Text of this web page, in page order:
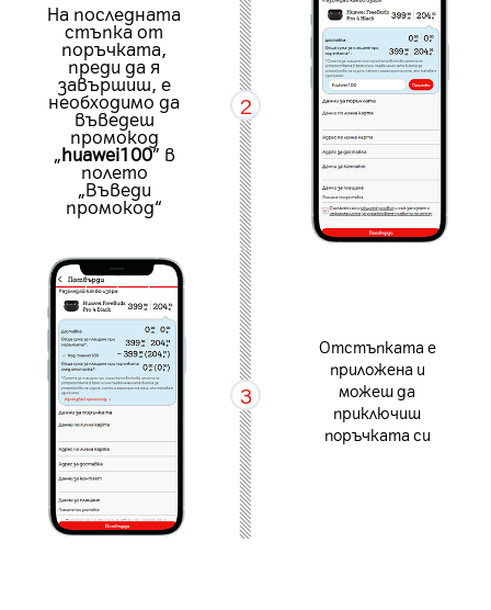
2
На последната
стъпка от
поръчката,
преди да я
завършиш, е
необходимо да
въведеш
промокод
„huawei100” в
полето
„Въведи
промокод“
Отстъпката е
приложена и
можеш да
приключиш
поръчката си
3